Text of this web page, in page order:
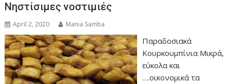
Νηστίσιμες νοστιμιές
April 2, 2020 Mania Samba
Παραδοσιακά
Κουρκουμπίνια Μικρά,
εύκολα και
….οικονομικά τα